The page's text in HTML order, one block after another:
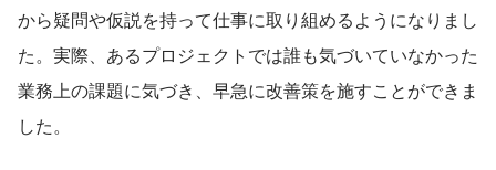
から疑問や仮説を持って仕事に取り組めるようになりまし
た。実際、あるプロジェクトでは誰も気づいていなかった
業務上の課題に気づき、早急に改善策を施すことができま
した。